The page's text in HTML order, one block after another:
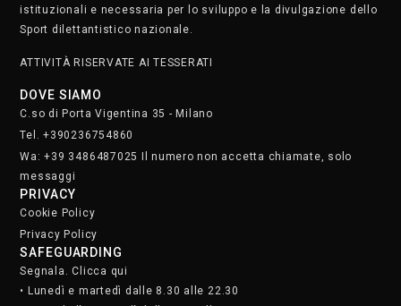
istituzionali e necessaria per lo sviluppo e la divulgazione dello
Sport dilettantistico nazionale.
ATTIVITÀ RISERVATE AI TESSERATI
DOVE SIAMO
C.so di Porta Vigentina 35 - Milano
Tel. +390236754860
Wa: +39 3486487025 Il numero non accetta chiamate, solo
messaggi
PRIVACY
Cookie Policy
Privacy Policy
SAFEGUARDING
Segnala. Clicca qui
• Lunedì e martedì dalle 8.30 alle 22.30